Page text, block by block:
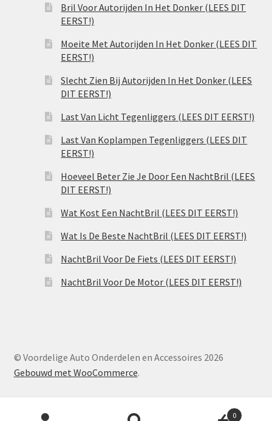
Bril Voor Autorijden In Het Donker (LEES DIT
EERST!)
Moeite Met Autorijden In Het Donker (LEES DIT
EERST!)
Slecht Zien Bij Autorijden In Het Donker (LEES
DIT EERST!)
Last Van Licht Tegenliggers (LEES DIT EERST!)
Last Van Koplampen Tegenliggers (LEES DIT
EERST!)
Hoeveel Beter Zie Je Door Een NachtBril (LEES
DIT EERST!)
Wat Kost Een NachtBril (LEES DIT EERST!)
Wat Is De Beste NachtBril (LEES DIT EERST!)
NachtBril Voor De Fiets (LEES DIT EERST!)
NachtBril Voor De Motor (LEES DIT EERST!)
© Voordelige Auto Onderdelen en Accessoires 2026
Gebouwd met WooCommerce.
Producten 0